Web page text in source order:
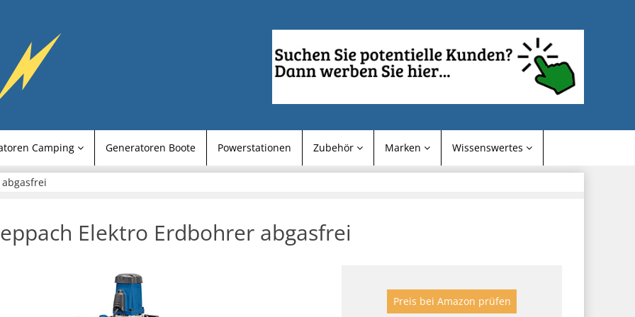
Camping Generatoren Boote Powerstationen Zubehör Marken Wissenswertes
Elektro Erdbohrer abgasfrei
Preis bei Amazon prüfen